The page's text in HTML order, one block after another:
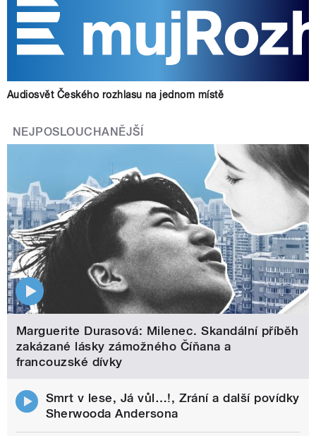
Audiosvět Českého rozhlasu na jednom místě
NEJPOSLOUCHANĚJŠÍ
Marguerite Durasová: Milenec. Skandální příběh
zakázané lásky zámožného Číňana a
francouzské dívky
Smrt v lese, Já vůl…!, Zrání a další povídky
Sherwooda Andersona